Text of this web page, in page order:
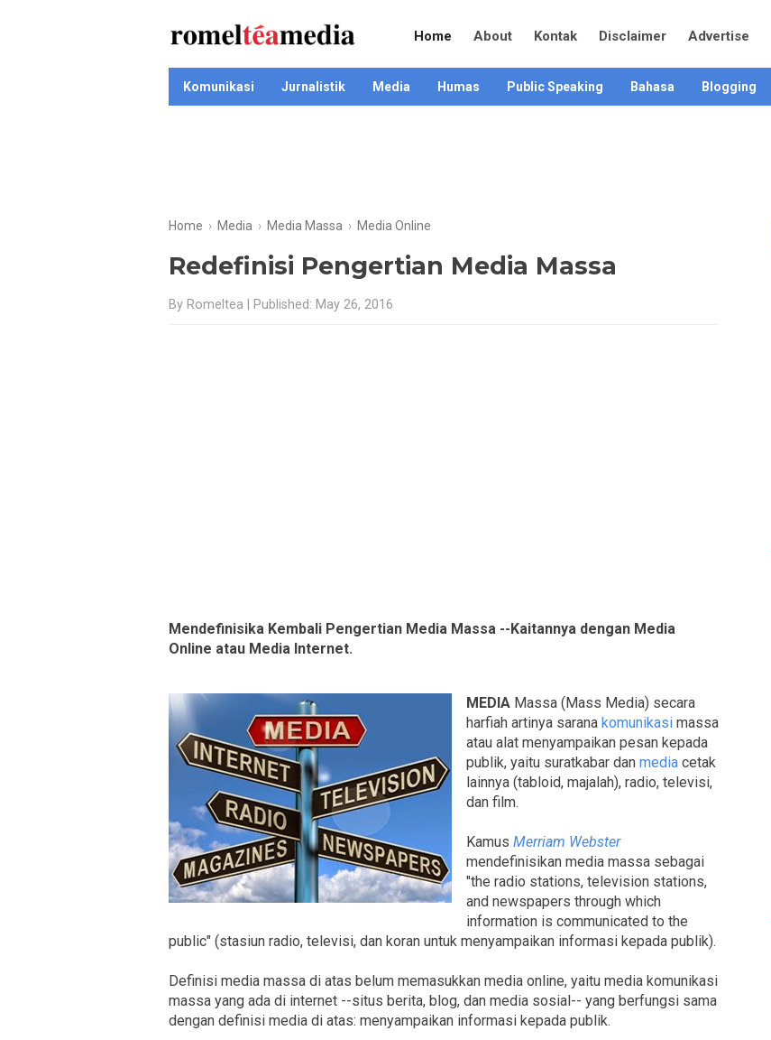
Home About Kontak Disclaimer Advertise
Komunikasi Jurnalistik Media Humas Public Speaking Bahasa Blogging
Home › Media › Media Massa › Media Online
Redefinisi Pengertian Media Massa
By Romeltea | Published: May 26, 2016
Mendefinisika Kembali Pengertian Media Massa --Kaitannya dengan Media
Online atau Media Internet.
MEDIA Massa (Mass Media) secara
harfiah artinya sarana komunikasi massa
atau alat menyampaikan pesan kepada
publik, yaitu suratkabar dan media cetak
lainnya (tabloid, majalah), radio, televisi,
dan film.
Kamus Merriam Webster
mendefinisikan media massa sebagai
"the radio stations, television stations,
and newspapers through which
information is communicated to the
public" (stasiun radio, televisi, dan koran untuk menyampaikan informasi kepada publik).
Definisi media massa di atas belum memasukkan media online, yaitu media komunikasi
massa yang ada di internet --situs berita, blog, dan media sosial-- yang berfungsi sama
dengan definisi media di atas: menyampaikan informasi kepada publik.